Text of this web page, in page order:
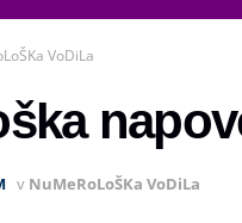
VoDiLa
v NuMeRoLoŠKa VoDiLa